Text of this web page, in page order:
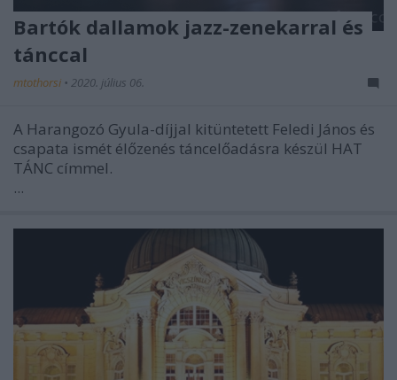
Bartók dallamok jazz-zenekarral és
tánccal
mtothorsi • 2020. július 06.
A Harangozó Gyula-díjjal kitüntetett Feledi János és
csapata ismét élőzenés táncelőadásra készül HAT
TÁNC címmel.
...